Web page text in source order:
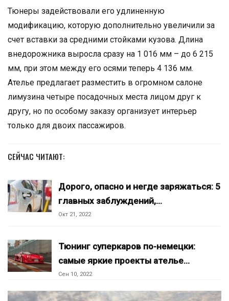
Тюнеры задействовали его удлиненную
модификацию, которую дополнительно увеличили за
счет вставки за средними стойками кузова. Длина
внедорожника выросла сразу на 1 016 мм – до 6 215
мм, при этом между его осями теперь 4 136 мм.
Ателье предлагает разместить в огромном салоне
лимузина четыре посадочных места лицом друг к
другу, но по особому заказу организует интерьер
только для двоих пассажиров.
СЕЙЧАС ЧИТАЮТ:
Дорого, опасно и негде заряжаться: 5
главных заблуждений,…
Окт 21, 2022
Тюнинг суперкаров по-немецки:
самые яркие проекты ателье…
Сен 10, 2022